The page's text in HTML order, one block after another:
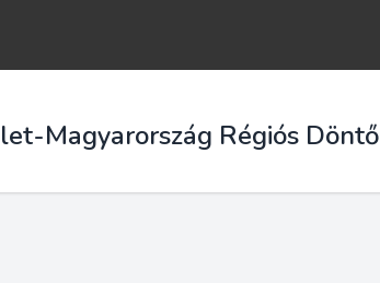
Magyarország Régiós Döntő